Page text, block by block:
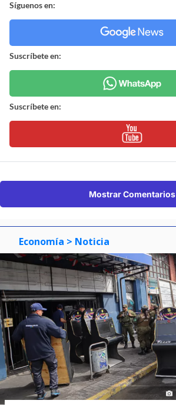
Síguenos en:
Suscríbete en:
Suscríbete en:
Mostrar Comentarios
Economía > Noticia